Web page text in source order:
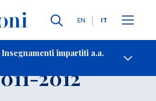
Lingue
EN IT
impartiti a.a.
2012